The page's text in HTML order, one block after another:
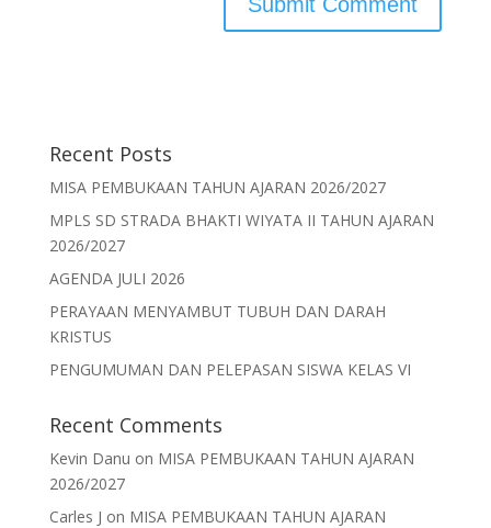
Recent Posts
MISA PEMBUKAAN TAHUN AJARAN 2026/2027
MPLS SD STRADA BHAKTI WIYATA II TAHUN AJARAN
2026/2027
AGENDA JULI 2026
PERAYAAN MENYAMBUT TUBUH DAN DARAH
KRISTUS
PENGUMUMAN DAN PELEPASAN SISWA KELAS VI
Recent Comments
Kevin Danu on MISA PEMBUKAAN TAHUN AJARAN
2026/2027
Carles J on MISA PEMBUKAAN TAHUN AJARAN